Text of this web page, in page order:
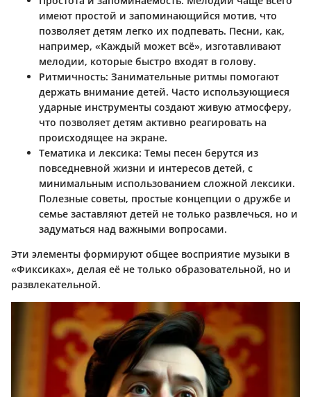
имеют простой и запоминающийся мотив, что
позволяет детям легко их подпевать. Песни, как,
например, «Каждый может всё», изготавливают
мелодии, которые быстро входят в голову.
Ритмичность: Занимательные ритмы помогают
держать внимание детей. Часто использующиеся
ударные инструменты создают живую атмосферу,
что позволяет детям активно реагировать на
происходящее на экране.
Тематика и лексика: Темы песен берутся из
повседневной жизни и интересов детей, с
минимальным использованием сложной лексики.
Полезные советы, простые концепции о дружбе и
семье заставляют детей не только развлечься, но и
задуматься над важными вопросами.
Эти элементы формируют общее восприятие музыки в
«Фиксиках», делая её не только образовательной, но и
развлекательной.